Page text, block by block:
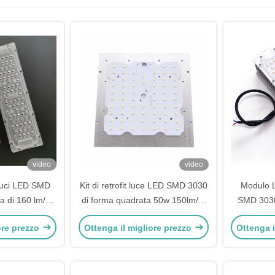
video
LED SMD
di 160 lm/W
di 80x150
prezzo
video
Kit di retrofit luce LED SMD 3030
di forma quadrata 50w 150lm/W
con guarnizione in silicone per
illuminazione esterna
Ottenga il migliore prezzo
Modulo
SMD
Ottenga